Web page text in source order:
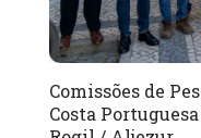
Comissões de
Costa